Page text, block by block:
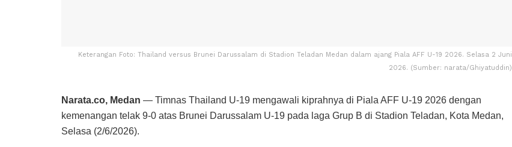
Keterangan Foto: Thailand versus Brunei Darussalam di Stadion Teladan Medan dalam ajang Piala AFF U-19 2026. Selasa 2 Juni
2026. (Sumber: narata/Ghiyatuddin)
Narata.co, Medan — Timnas Thailand U-19 mengawali kiprahnya di Piala AFF U-19 2026 dengan
kemenangan telak 9-0 atas Brunei Darussalam U-19 pada laga Grup B di Stadion Teladan, Kota Medan,
Selasa (2/6/2026).